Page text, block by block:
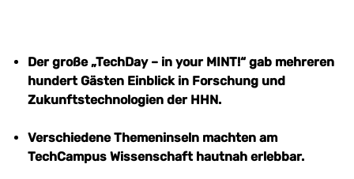
Der große „TechDay – in your MINT!“ gab mehreren
hundert Gästen Einblick in Forschung und
Zukunftstechnologien der HHN.
Verschiedene Themeninseln machten am
TechCampus Wissenschaft hautnah erlebbar.